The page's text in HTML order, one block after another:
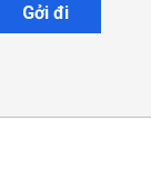
Gởi đi